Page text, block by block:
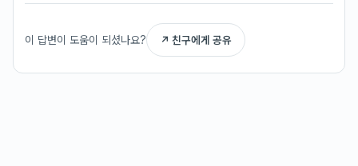
이 답변이 도움이 되셨나요? ↗ 친구에게 공유